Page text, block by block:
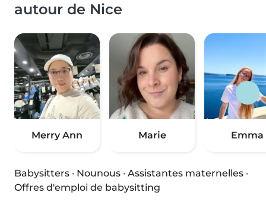
autour de Nice
Merry Ann Marie Emma
Babysitters · Nounous · Assistantes maternelles ·
Offres d'emploi de babysitting